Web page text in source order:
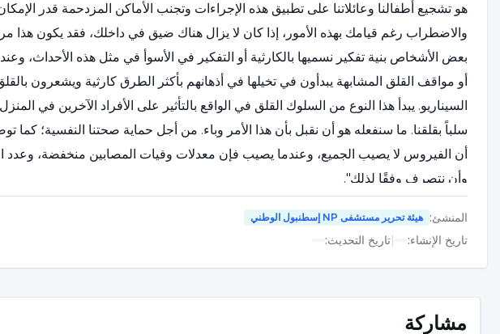
هو تشجيع أطفالنا وعائلاتنا على تطبيق هذه الإجراءات وتجنب الأماكن المزدحمة قدر
والاضطراب رغم قيامك بهذه الأمور، إذا كان لا يزال هناك ضيق في داخلك، فقد يكون
بعض الأشخاص بنية تفكير نسميها بالكارثية أو التفكير في الأسوأ في مثل هذه الأحداث،
أو مواقف القلق المشابهة يبدأون في تخيلها في أذهانهم بأكثر الطرق كارثية ويشعرون
السيناريو. يبدأ هذا النوع من السلوك القلق في الواقع بالتأثير على الأفراد الآخرين في المنزل.
سلباً بقلقنا. ما سنفعله هو أن نقبل بأن هذا الأمر وباء. من أجل حماية صحتنا النفسية؛ كما
أن الفيروس لا يصيب الجميع، وعندما يصيب فإن معدلات وفيات المصابين منخفضة، وعدد
وأن نتصرف وفقًا لذلك".
هل يجب الاشتباه بكورونا من كل من يعطس؟
المنشئ: هيئة تحرير مستشفى NP إسطنبول الوطني
تاريخ الإنشاء:
|تاريخ التحديث:
مشاركة